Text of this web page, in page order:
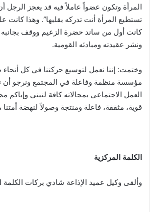
المرأة وتكون عضواً عاملاً فيه قد يعجز الرجل
تستطيع المرأة أنت تدركه بقلبها”. وهذا كانت
كانت أول من ساند حضرة الزعيم ووقف بجانبه
ونشر عقيدته ومبادئه القومية.
وختمت: إننا نعمل لتوسيع حركتنا في كل
مؤسسة منظمة وفاعلة في المجتمع ونرجو
العمل الاجتماعي بمجالاته كافة لنبني وإياكم
قوية، مثقفة، فاعلة ومنتجة وصولاً لنهضة
الكلمة المركزية
وألقى وكيل عميد الإذاعة شادي بركات الكلمة